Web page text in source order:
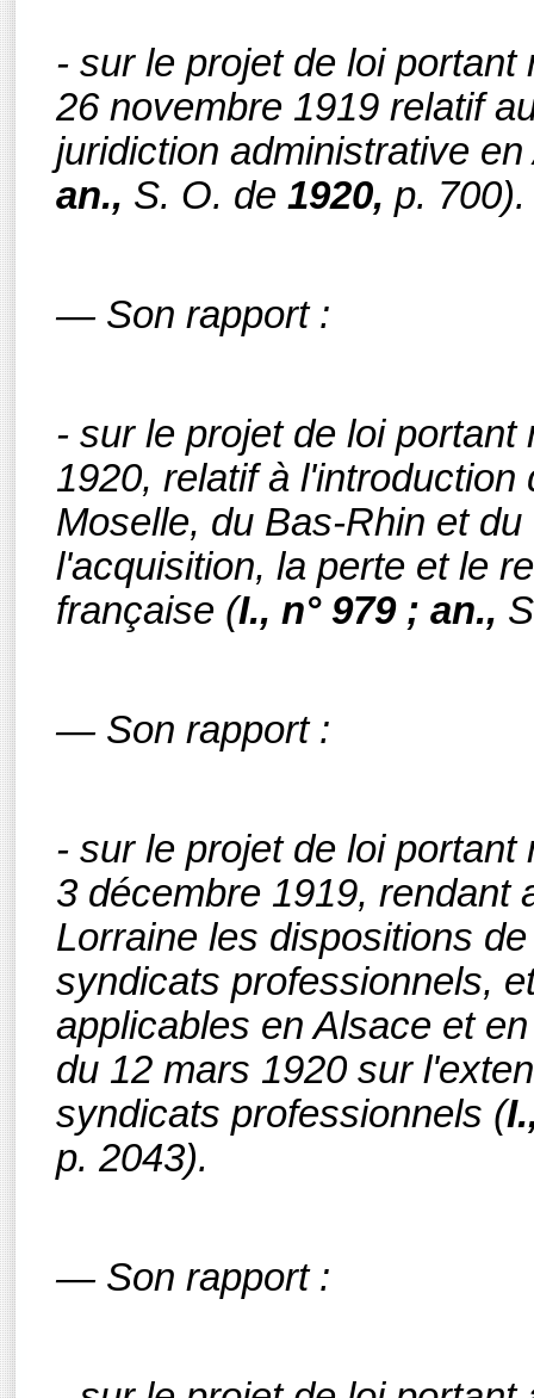
- sur le projet de loi
26 novembre 1919 relatif
juridiction administrative
an., S. O. de 1920, p. 700).
— Son rapport :
- sur le projet de loi
1920, relatif à
Moselle, du Bas-Rhin et
l'acquisition, la perte et le
française (I., n° 979 ; an.,
— Son rapport :
- sur le projet de loi
3 décembre 1919, rendant
Lorraine les dispositions
syndicats professionnels,
applicables en Alsace et
du 12 mars 1920 sur
syndicats professionnels (
p. 2043).
— Son rapport :